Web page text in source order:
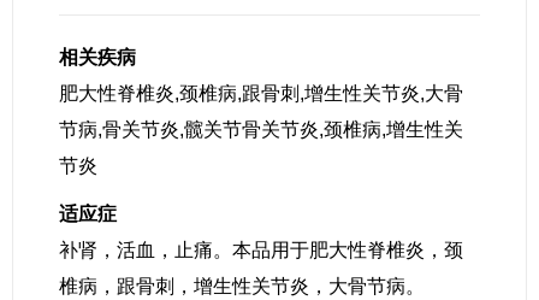
相关疾病
肥大性脊椎炎,颈椎病,跟骨刺,增生性关节炎,大骨
节病,骨关节炎,髋关节骨关节炎,颈椎病,增生性关
节炎
适应症
补肾，活血，止痛。本品用于肥大性脊椎炎，颈
椎病，跟骨刺，增生性关节炎，大骨节病。